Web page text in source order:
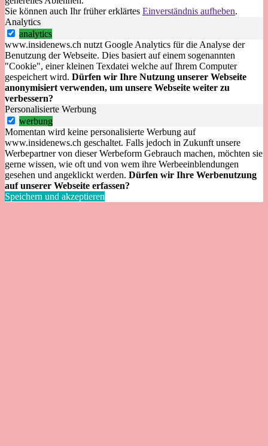
Sie können auch Ihr früher erklärtes Einverständnis aufheben.
Analytics
analytics
www.insidenews.ch nutzt Google Analytics für die Analyse der
Benutzung der Webseite. Dies basiert auf einem sogenannten
"Cookie", einer kleinen Texdatei welche auf Ihrem Computer
gespeichert wird. Dürfen wir Ihre Nutzung unserer Webseite
anonymisiert verwenden, um unsere Webseite weiter zu
verbessern?
Personalisierte Werbung
werbung
Momentan wird keine personalisierte Werbung auf
www.insidenews.ch geschaltet. Falls jedoch in Zukunft unsere
Werbepartner von dieser Werbeform Gebrauch machen, möchten sie
gerne wissen, wie oft und von wem ihre Werbeeinblendungen
gesehen und angeklickt werden. Dürfen wir Ihre Werbenutzung
auf unserer Webseite erfassen?
Speichern und akzeptieren